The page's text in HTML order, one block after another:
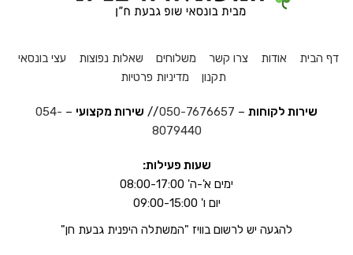
דף הבית אודות צרו קשר משלוחים שאלות נפוצות
עצי בונסאי
תקנון
מדיניות פרטיות
שירות לקוחות –
050-7676657
// שירות מקצועי –
054-
8079440
שעות פעילות:
ימים א'-ה' 08:00-17:00
יום ו' 09:00-15:00
להגעה יש לרשום בוויז "המשתלה היפנית גבעת חן"